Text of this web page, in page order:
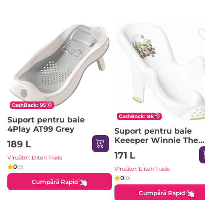
CashBack: 95
Suport pentru baie
4Play AT99 Grey
189 L
Vînzător: Eliteh Trade
0(0)
Cumpără Rapid
CashBack: 86
Suport pentru baie
Keeeper Winnie The
Pooh (18618100)
171 L
Vînzător: Eliteh Trade
0(0)
Cumpără Rapid